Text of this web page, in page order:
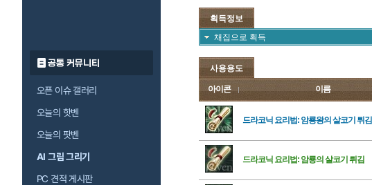
공통 커뮤니티
오픈 이슈 갤러리
오늘의 핫벤
오늘의 팟벤
AI 그림 그리기
PC 견적 게시판
획득정보
채집으로 획득
사용용도
아이콘 이름
드라코닉 요리법: 암룡왕의 살코기 튀김
드라코닉 요리법: 암룡의 살코기 튀김